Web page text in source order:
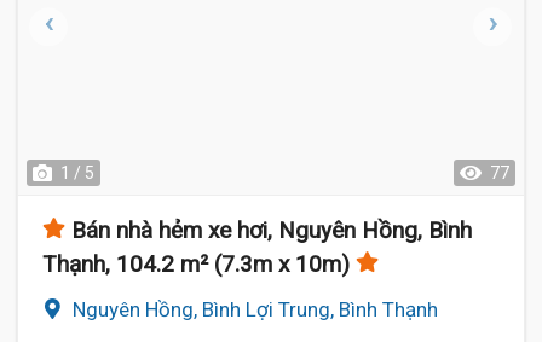
1 / 5 77
Bán nhà hẻm xe hơi, Nguyên Hồng, Bình
Thạnh, 104.2 m² (7.3m x 10m)
Nguyên Hồng, Bình Lợi Trung, Bình Thạnh